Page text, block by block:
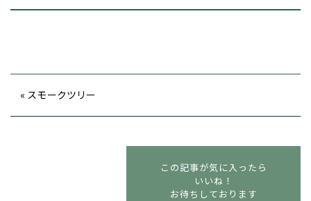
« スモークツリー
この記事が気に入ったら
いいね！
お待ちしております